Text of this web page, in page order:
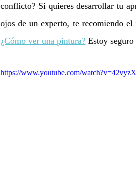
conflicto? Si quieres desarrollar tu
¿Cómo ver una pintura? Estoy seguro
https://www.youtube.com/